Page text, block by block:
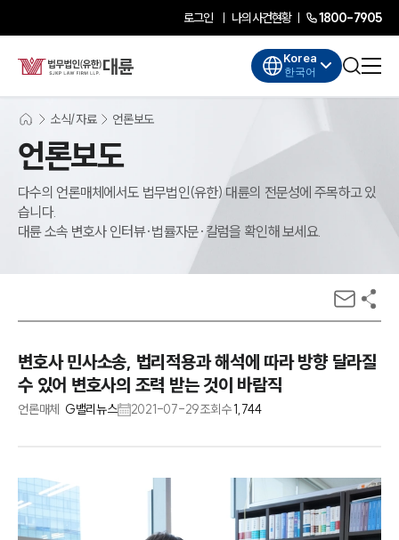
로그인 나의사건현황 1800-7905
Korea
한국어
소식/자료 언론보도
언론보도
다수의 언론매체에서도 법무법인(유한) 대륜의 전문성에 주목하고 있
습니다.
대륜 소속 변호사 인터뷰·법률자문·칼럼을 확인해 보세요.
변호사 민사소송, 법리적용과 해석에 따라 방향 달라질
수 있어 변호사의 조력 받는 것이 바람직
언론매체 G밸리뉴스 2021-07-29조회수 1,744